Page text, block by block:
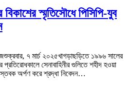
স্মৃতিসৌধে পিসিপি-যুব
৭ মার্চ ২০২৫খাগড়াছড়িতে ১৯৯৬ সালের
প্রতিরোধকালে সেনাবাহিনীর গুলিতে শহীদ হওয়া
অর্পণ করে শ্রদ্ধা নিবেদন…